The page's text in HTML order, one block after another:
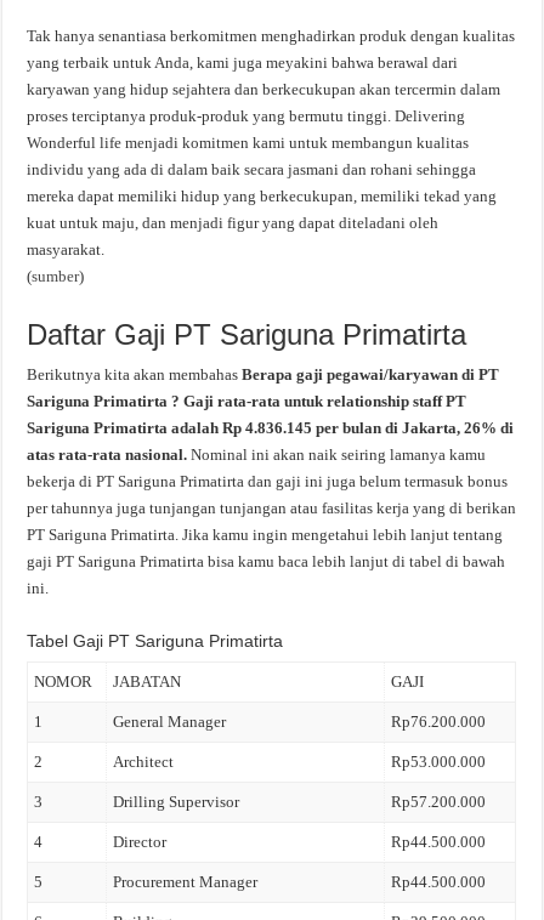
Tak hanya senantiasa berkomitmen menghadirkan produk dengan kualitas
yang terbaik untuk Anda, kami juga meyakini bahwa berawal dari
karyawan yang hidup sejahtera dan berkecukupan akan tercermin dalam
proses terciptanya produk-produk yang bermutu tinggi. Delivering
Wonderful life menjadi komitmen kami untuk membangun kualitas
individu yang ada di dalam baik secara jasmani dan rohani sehingga
mereka dapat memiliki hidup yang berkecukupan, memiliki tekad yang
kuat untuk maju, dan menjadi figur yang dapat diteladani oleh
masyarakat.
(sumber)
Daftar Gaji PT Sariguna Primatirta
Berikutnya kita akan membahasBerapa gaji pegawai/karyawan di PT
Sariguna Primatirta ? Gaji rata-rata untuk relationship staff PT
Sariguna Primatirta adalah Rp 4.836.145 per bulan di Jakarta, 26% di
atas rata-rata nasional.Nominal ini akan naik seiring lamanya kamu
bekerja di PT Sariguna Primatirta dan gaji ini juga belum termasuk bonus
per tahunnya juga tunjangan tunjangan atau fasilitas kerja yang di berikan
PT Sariguna Primatirta. Jika kamu ingin mengetahui lebih lanjut tentang
gaji PT Sariguna Primatirta bisa kamu baca lebih lanjut di tabel di bawah
ini.
Tabel Gaji PT Sariguna Primatirta
NOMOR JABATAN GAJI
1 General Manager Rp76.200.000
2 Architect Rp53.000.000
3 Drilling Supervisor Rp57.200.000
4 Director Rp44.500.000
5 Procurement Manager Rp44.500.000